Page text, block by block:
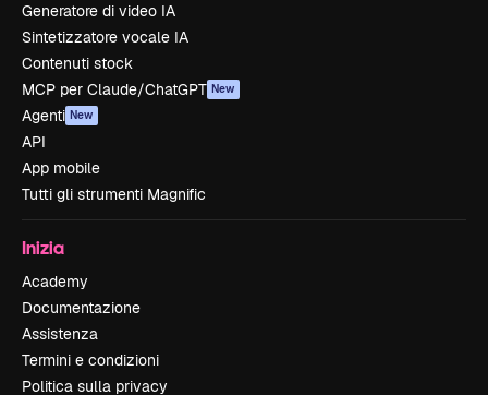
Generatore di video IA
Sintetizzatore vocale IA
Contenuti stock
MCP per Claude/ChatGPT New
Agenti New
API
App mobile
Tutti gli strumenti Magnific
Inizia
Academy
Documentazione
Assistenza
Termini e condizioni
Politica sulla privacy